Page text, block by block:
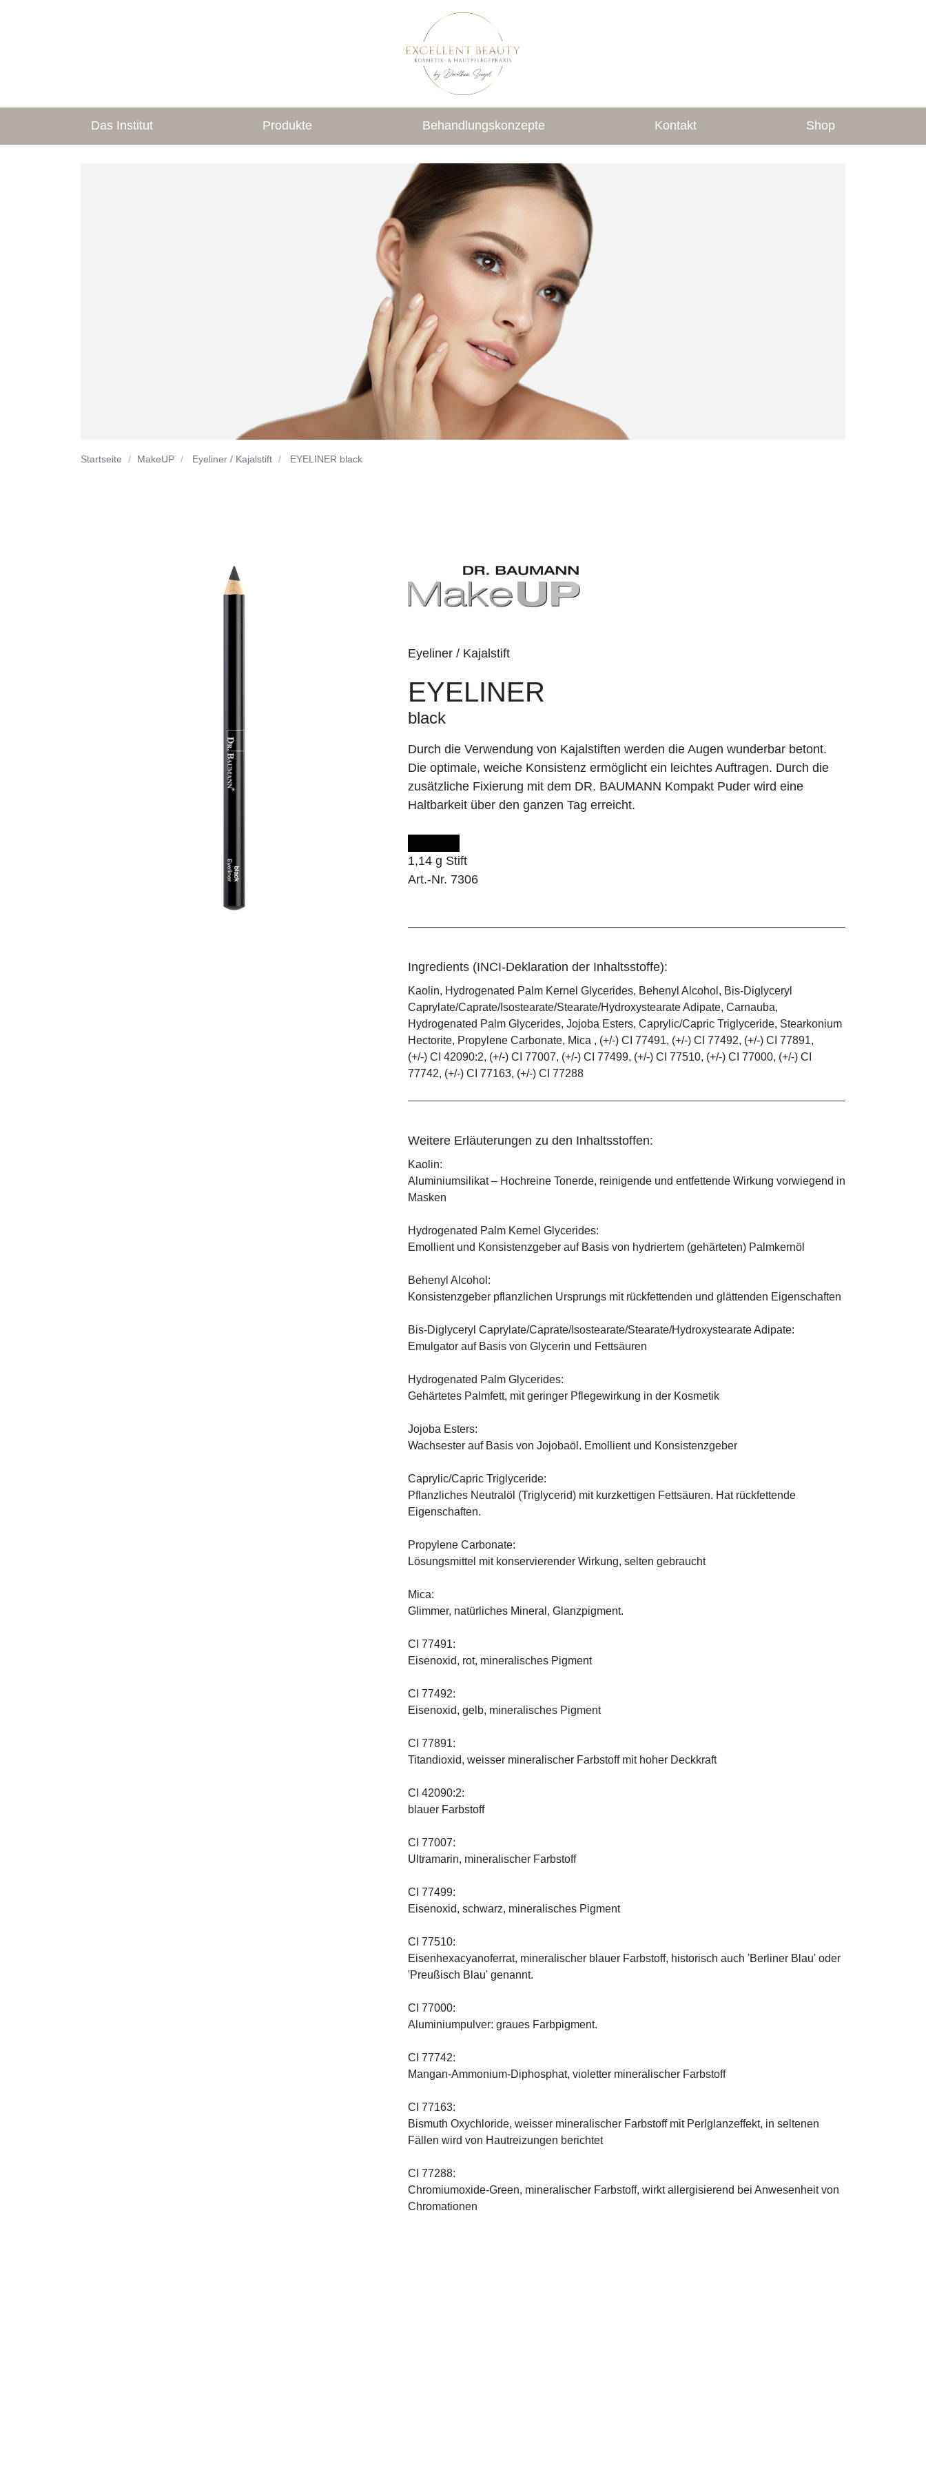
Das Institut Produkte Behandlungskonzepte Kontakt Shop
Startseite MakeUP Eyeliner / Kajalstift EYELINER black
Eyeliner / Kajalstift
EYELINER
black
Durch die Verwendung von Kajalstiften werden die Augen wunderbar betont.
Die optimale, weiche Konsistenz ermöglicht ein leichtes Auftragen. Durch die
zusätzliche Fixierung mit dem DR. BAUMANN Kompakt Puder wird eine
Haltbarkeit über den ganzen Tag erreicht.
1,14 g Stift
Art.-Nr. 7306
Ingredients (INCI-Deklaration der Inhaltsstoffe):
Kaolin, Hydrogenated Palm Kernel Glycerides, Behenyl Alcohol, Bis-Diglyceryl
Caprylate/Caprate/Isostearate/Stearate/Hydroxystearate Adipate, Carnauba,
Hydrogenated Palm Glycerides, Jojoba Esters, Caprylic/Capric Triglyceride, Stearkonium
Hectorite, Propylene Carbonate, Mica , (+/-) CI 77491, (+/-) CI 77492, (+/-) CI 77891,
(+/-) CI 42090:2, (+/-) CI 77007, (+/-) CI 77499, (+/-) CI 77510, (+/-) CI 77000, (+/-) CI
77742, (+/-) CI 77163, (+/-) CI 77288
Weitere Erläuterungen zu den Inhaltsstoffen:
Kaolin:
Aluminiumsilikat – Hochreine Tonerde, reinigende und entfettende Wirkung vorwiegend in
Masken
Hydrogenated Palm Kernel Glycerides:
Emollient und Konsistenzgeber auf Basis von hydriertem (gehärteten) Palmkernöl
Behenyl Alcohol:
Konsistenzgeber pflanzlichen Ursprungs mit rückfettenden und glättenden Eigenschaften
Bis-Diglyceryl Caprylate/Caprate/Isostearate/Stearate/Hydroxystearate Adipate:
Emulgator auf Basis von Glycerin und Fettsäuren
Hydrogenated Palm Glycerides:
Gehärtetes Palmfett, mit geringer Pflegewirkung in der Kosmetik
Jojoba Esters:
Wachsester auf Basis von Jojobaöl. Emollient und Konsistenzgeber
Caprylic/Capric Triglyceride:
Pflanzliches Neutralöl (Triglycerid) mit kurzkettigen Fettsäuren. Hat rückfettende
Eigenschaften.
Propylene Carbonate:
Lösungsmittel mit konservierender Wirkung, selten gebraucht
Mica:
Glimmer, natürliches Mineral, Glanzpigment.
CI 77491:
Eisenoxid, rot, mineralisches Pigment
CI 77492:
Eisenoxid, gelb, mineralisches Pigment
CI 77891:
Titandioxid, weisser mineralischer Farbstoff mit hoher Deckkraft
CI 42090:2:
blauer Farbstoff
CI 77007:
Ultramarin, mineralischer Farbstoff
CI 77499:
Eisenoxid, schwarz, mineralisches Pigment
CI 77510:
Eisenhexacyanoferrat, mineralischer blauer Farbstoff, historisch auch 'Berliner Blau' oder
'Preußisch Blau' genannt.
CI 77000:
Aluminiumpulver: graues Farbpigment.
CI 77742:
Mangan-Ammonium-Diphosphat, violetter mineralischer Farbstoff
CI 77163:
Bismuth Oxychloride, weisser mineralischer Farbstoff mit Perlglanzeffekt, in seltenen
Fällen wird von Hautreizungen berichtet
CI 77288:
Chromiumoxide-Green, mineralischer ­Farbstoff, wirkt allergisierend bei Anwesenheit von
Chromationen